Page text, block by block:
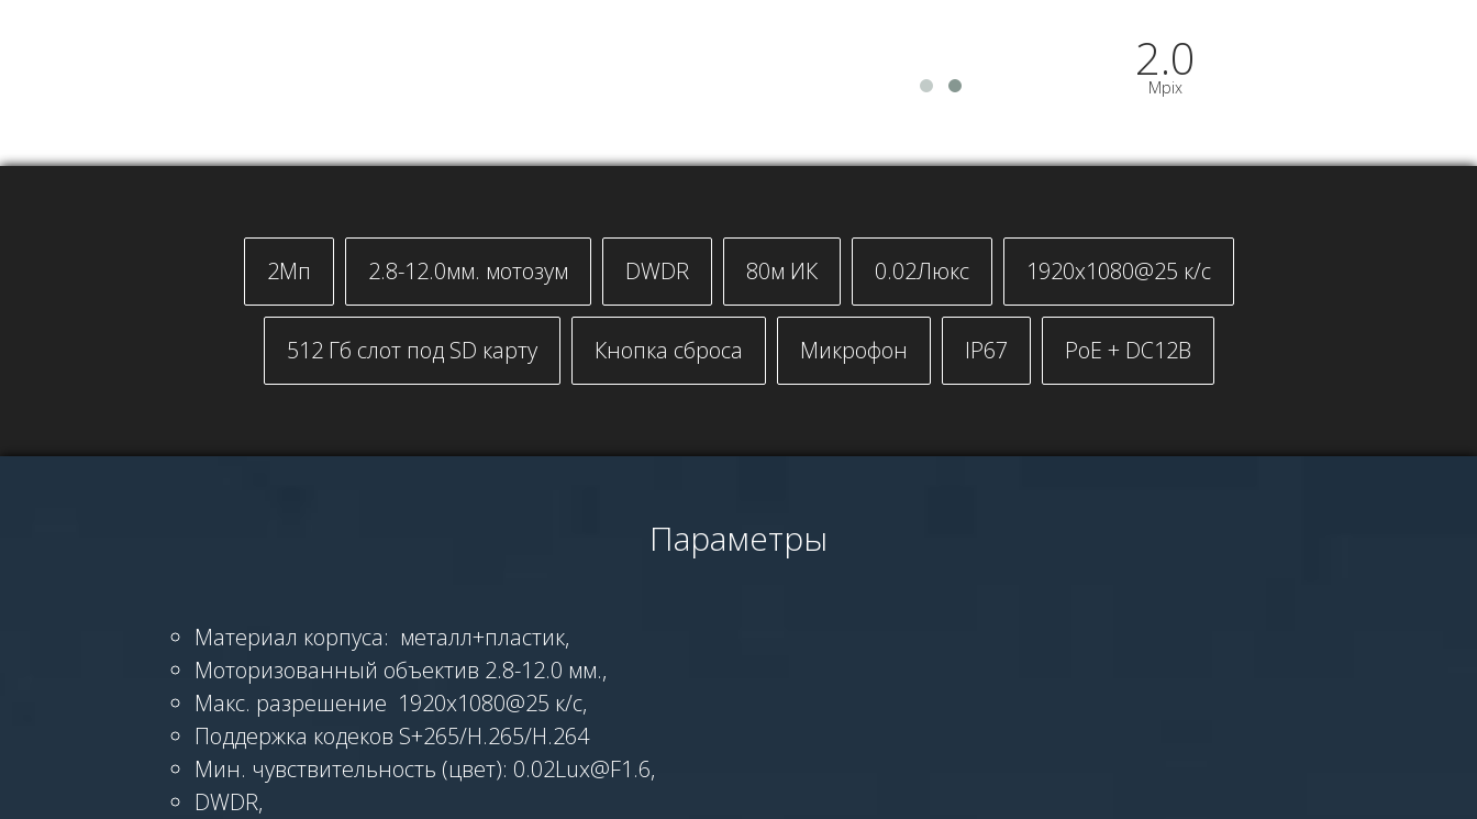
2.0
Mpix
2Мп 2.8-12.0мм. мотозум DWDR 80м ИК 0.02Люкс 1920x1080@25 к/с
512 Гб слот под SD карту Кнопка сброса Микрофон IP67 PoE + DC12В
Параметры
Материал корпуса: металл+пластик,
Моторизованный объектив 2.8-12.0 мм.,
Макс. разрешение 1920x1080@25 к/с,
Поддержка кодеков S+265/H.265/H.264
Мин. чувствительность (цвет): 0.02Lux@F1.6,
DWDR,